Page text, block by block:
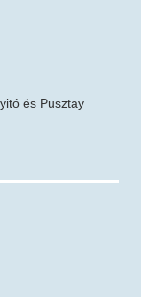
és Pusztay